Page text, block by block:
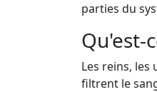
parties du
Qu'est-
Les reins,
filtrent le